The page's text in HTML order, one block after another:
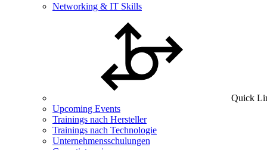
Networking & IT Skills
Quick
Upcoming Events
Trainings nach Hersteller
Trainings nach Technologie
Unternehmensschulungen